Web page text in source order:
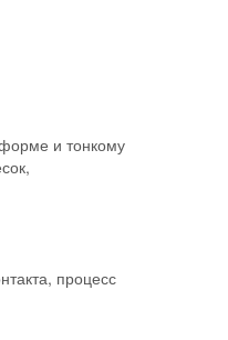
и тонкому
процесс